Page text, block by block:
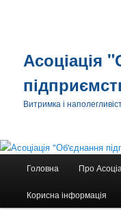
Асоціація
Витримка і
Skip
to
Головна Про
Корисна інформація